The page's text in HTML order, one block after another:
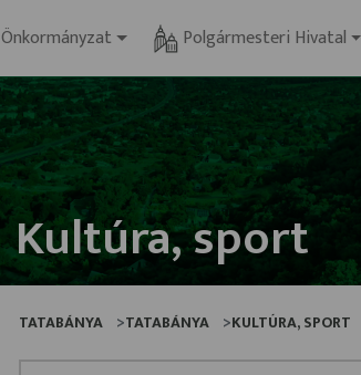
Önkormányzat Polgármesteri Hivatal
Kultúra, sport
TATABÁNYA TATABÁNYA KULTÚRA, SPORT